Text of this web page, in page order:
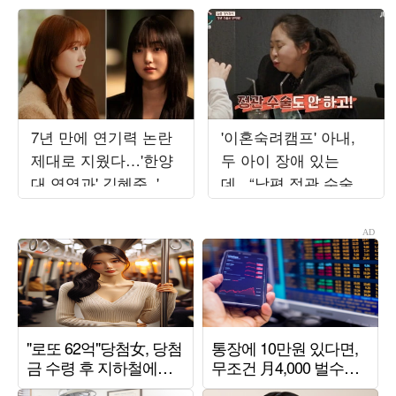
7년 만에 연기력 논란
제대로 지웠다…'한양
대 연영과' 김혜준, '킬
쇼2'·'최애의' 동시 활약
'이혼숙려캠프' 아내,
두 아이 장애 있는
데...“남편 정관 수술
안해”